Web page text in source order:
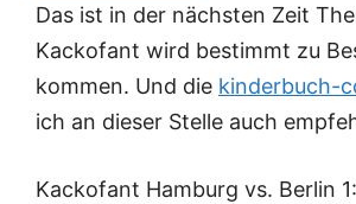
Das ist in der nächsten Zeit
Kackofant wird bestimmt zu
kommen. Und die kinderbuch-
ich an dieser Stelle auch
Kackofant Hamburg vs. Berlin